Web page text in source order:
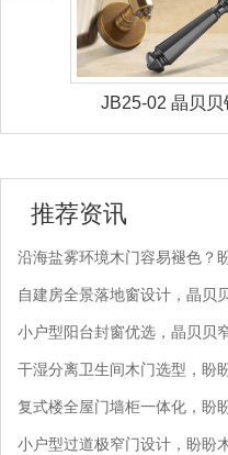
JB25-02 晶贝贝
推荐资讯
沿海盐雾环境木门容易褪色？
自建房全景落地窗设计，晶贝
小户型阳台封窗优选，晶贝贝
干湿分离卫生间木门选型，盼
复式楼全屋门墙柜一体化，盼
小户型过道极窄门设计，盼盼